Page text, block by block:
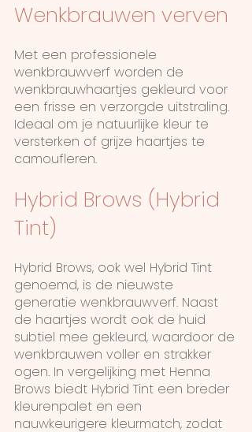
Wenkbrauwen verven
Met een professionele
wenkbrauwverf worden de
wenkbrauwhaartjes gekleurd voor
een frisse en verzorgde uitstraling.
Ideaal om je natuurlijke kleur te
versterken of grijze haartjes te
camoufleren.
Hybrid Brows (Hybrid
Tint)
Hybrid Brows, ook wel Hybrid Tint
genoemd, is de nieuwste
generatie wenkbrauwverf. Naast
de haartjes wordt ook de huid
subtiel mee gekleurd, waardoor de
wenkbrauwen voller en strakker
ogen. In vergelijking met Henna
Brows biedt Hybrid Tint een breder
kleurenpalet en een
nauwkeurigere kleurmatch, zodat